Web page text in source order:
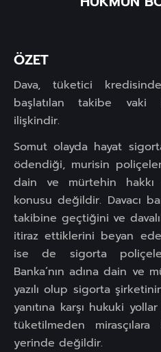
ÖZET
Dava, tüketici
başlatılan takibe vaki
ilişkindir.
Somut olayda hayat
ödendiği, murisin
dain ve mürtehin hakkı
konusu değildir. Davacı
takibine geçtiğini ve
itiraz ettiklerini beyan
ise de sigorta
Banka’nın adına dain ve
yazılı olup sigorta
yanıtına karşı hukuki
tüketilmeden mirasçılara
yerinde değildir.